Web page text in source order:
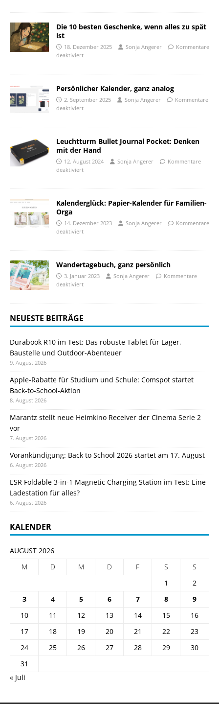
Die 10 besten Geschenke, wenn alles zu spät
ist
18. Dezember 2025 Sonja Angerer
Kommentare
deaktiviert
Persönlicher Kalender, ganz analog
2. September 2025 Sonja Angerer
Kommentare
deaktiviert
Leuchtturm Bullet Journal Pocket: Denken
mit der Hand
12. August 2024 Sonja Angerer
Kommentare
deaktiviert
Kalenderglück: Papier-Kalender für Familien-
Orga
14. Dezember 2023 Sonja Angerer
Kommentare
deaktiviert
Wandertagebuch, ganz persönlich
3. Januar 2023 Sonja Angerer
Kommentare
deaktiviert
NEUESTE BEITRÄGE
Durabook R10 im Test: Das robuste Tablet für Lager,
Baustelle und Outdoor-Abenteuer
9. August 2026
Apple-Rabatte für Studium und Schule: Comspot startet
Back-to-School-Aktion
8. August 2026
Marantz stellt neue Heimkino Receiver der Cinema Serie 2
vor
7. August 2026
Vorankündigung: Back to School 2026 startet am 17. August
6. August 2026
ESR Foldable 3-in-1 Magnetic Charging Station im Test: Eine
Ladestation für alles?
6. August 2026
KALENDER
AUGUST 2026
M
D M D F S
S
1
2
3
4 5 6 7 8
9
10
11 12 13 14 15
16
17
18 19 20 21 22
23
24
25 26 27 28 29
30
31
« Juli